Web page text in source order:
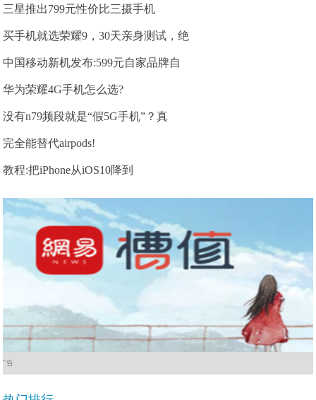
三星推出799元性价比三摄手机
买手机就选荣耀9，30天亲身测试，绝
中国移动新机发布:599元自家品牌自
华为荣耀4G手机怎么选?
没有n79频段就是“假5G手机”？真
完全能替代airpods!
教程:把iPhone从iOS10降到
广告